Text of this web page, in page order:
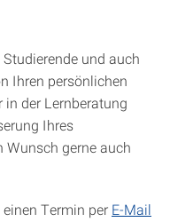
und auch
Ihren persönlichen
in der Lernberatung
Ihres
Wunsch gerne auch
Termin per E-Mail